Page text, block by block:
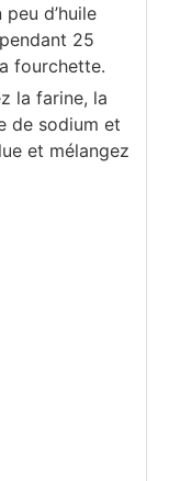
d’huile
25
fourchette.
la farine, la
de sodium et
et mélangez